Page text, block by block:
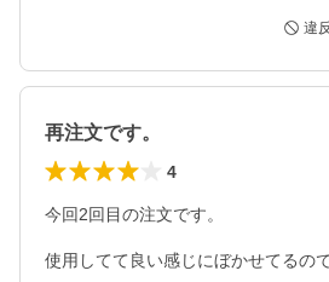
違
再注文です。
4
今回2回目の注文です。
使用してて良い感じにぼかせてるの